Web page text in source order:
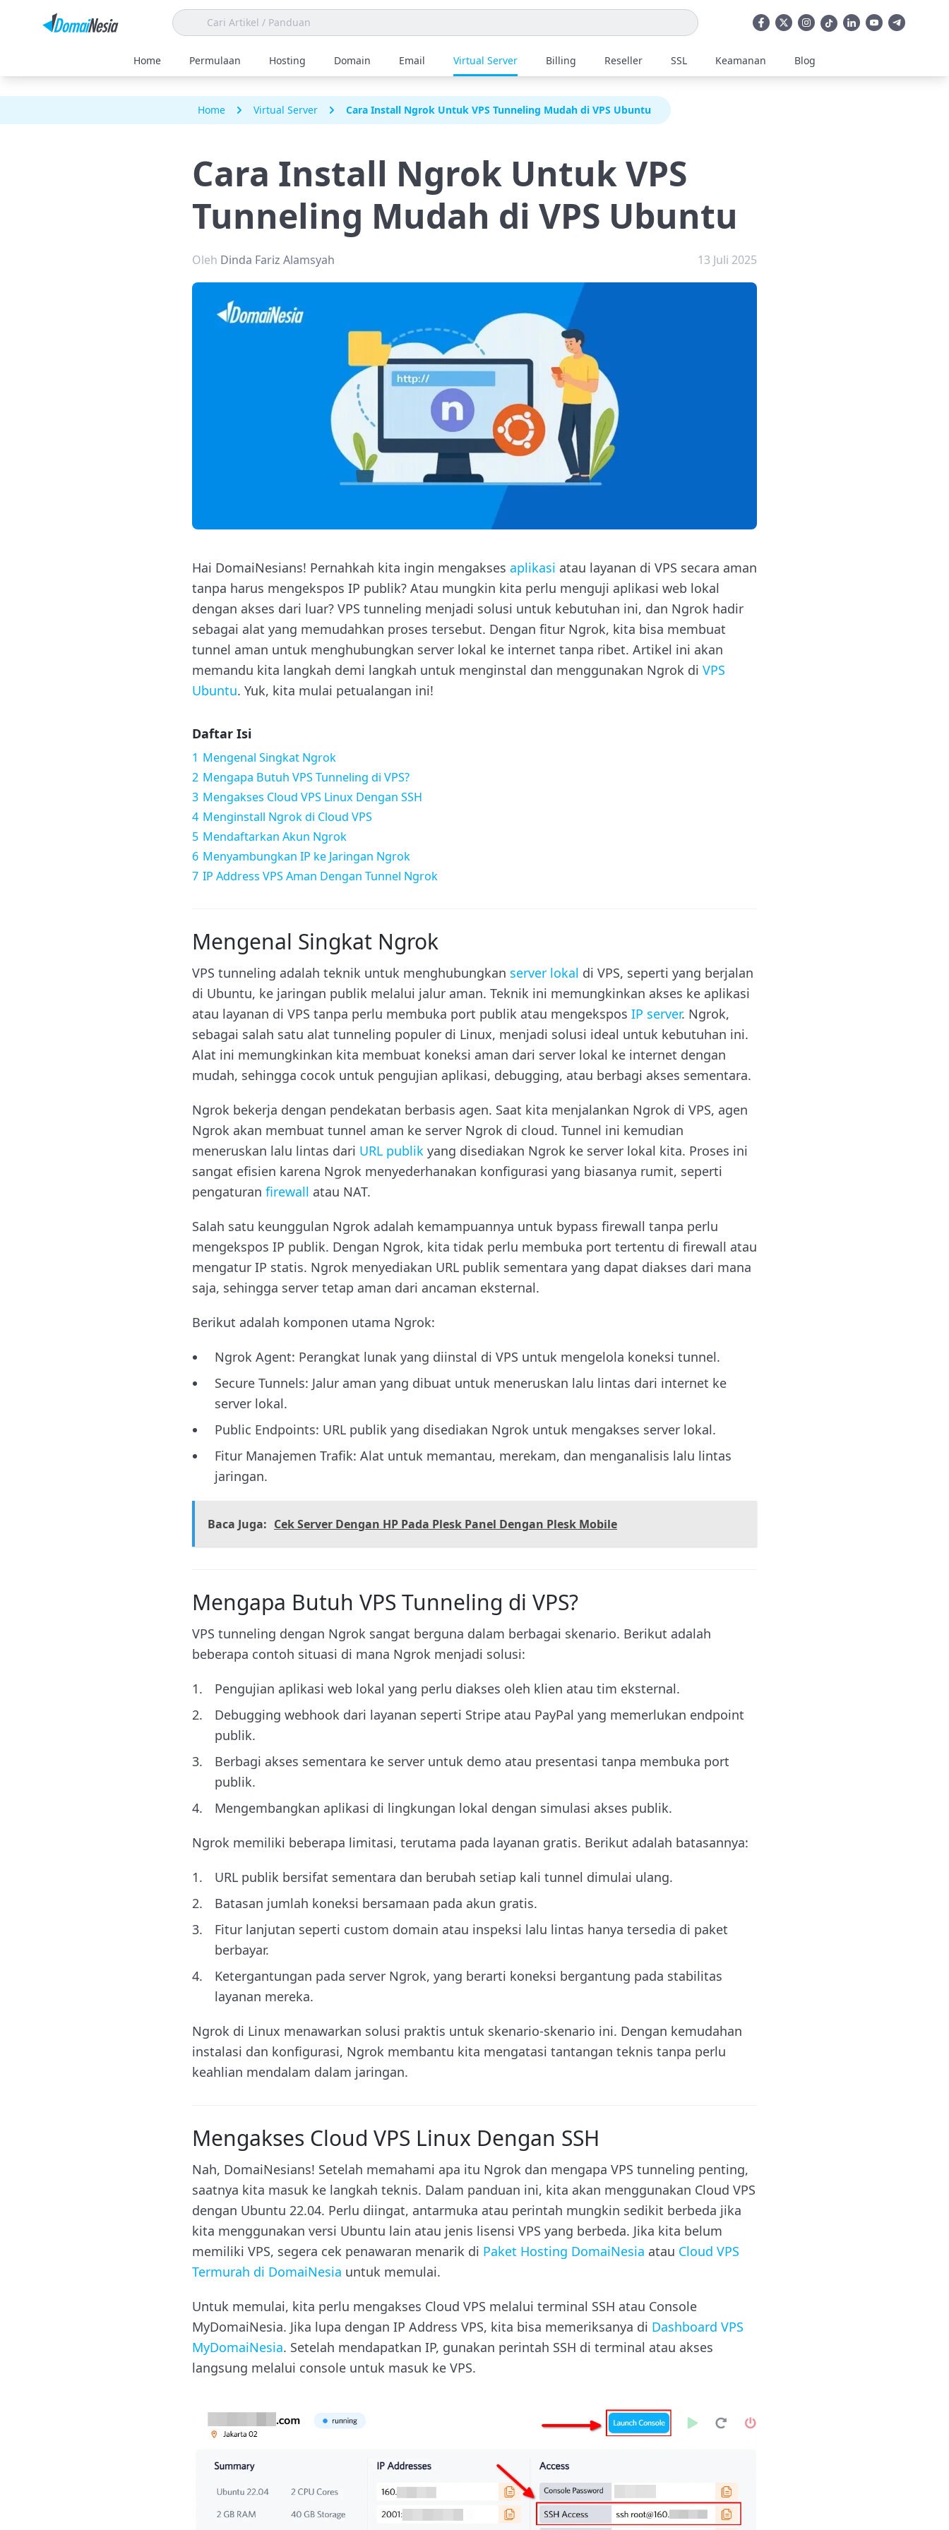
Home Permulaan Hosting Domain Email Virtual Server Billing Reseller SSL Keamanan Blog
Home Virtual Server Cara Install Ngrok Untuk VPS Tunneling Mudah di VPS Ubuntu
Cara Install Ngrok Untuk VPS
Tunneling Mudah di VPS Ubuntu
Oleh Dinda Fariz Alamsyah 13 Juli 2025
Hai DomaiNesians! Pernahkah kita ingin mengakses aplikasi atau layanan di VPS secara aman
tanpa harus mengekspos IP publik? Atau mungkin kita perlu menguji aplikasi web lokal
dengan akses dari luar? VPS tunneling menjadi solusi untuk kebutuhan ini, dan Ngrok hadir
sebagai alat yang memudahkan proses tersebut. Dengan fitur Ngrok, kita bisa membuat
tunnel aman untuk menghubungkan server lokal ke internet tanpa ribet. Artikel ini akan
memandu kita langkah demi langkah untuk menginstal dan menggunakan Ngrok di VPS
Ubuntu. Yuk, kita mulai petualangan ini!
Daftar Isi
1 Mengenal Singkat Ngrok
2 Mengapa Butuh VPS Tunneling di VPS?
3 Mengakses Cloud VPS Linux Dengan SSH
4 Menginstall Ngrok di Cloud VPS
5 Mendaftarkan Akun Ngrok
6 Menyambungkan IP ke Jaringan Ngrok
7 IP Address VPS Aman Dengan Tunnel Ngrok
Mengenal Singkat Ngrok
VPS tunneling adalah teknik untuk menghubungkan server lokal di VPS, seperti yang berjalan
di Ubuntu, ke jaringan publik melalui jalur aman. Teknik ini memungkinkan akses ke aplikasi
atau layanan di VPS tanpa perlu membuka port publik atau mengekspos IP server. Ngrok,
sebagai salah satu alat tunneling populer di Linux, menjadi solusi ideal untuk kebutuhan ini.
Alat ini memungkinkan kita membuat koneksi aman dari server lokal ke internet dengan
mudah, sehingga cocok untuk pengujian aplikasi, debugging, atau berbagi akses sementara.
Ngrok bekerja dengan pendekatan berbasis agen. Saat kita menjalankan Ngrok di VPS, agen
Ngrok akan membuat tunnel aman ke server Ngrok di cloud. Tunnel ini kemudian
meneruskan lalu lintas dari URL publik yang disediakan Ngrok ke server lokal kita. Proses ini
sangat efisien karena Ngrok menyederhanakan konfigurasi yang biasanya rumit, seperti
pengaturan firewall atau NAT.
Salah satu keunggulan Ngrok adalah kemampuannya untuk bypass firewall tanpa perlu
mengekspos IP publik. Dengan Ngrok, kita tidak perlu membuka port tertentu di firewall atau
mengatur IP statis. Ngrok menyediakan URL publik sementara yang dapat diakses dari mana
saja, sehingga server tetap aman dari ancaman eksternal.
Berikut adalah komponen utama Ngrok:
Ngrok Agent: Perangkat lunak yang diinstal di VPS untuk mengelola koneksi tunnel.
Secure Tunnels: Jalur aman yang dibuat untuk meneruskan lalu lintas dari internet ke
server lokal.
Public Endpoints: URL publik yang disediakan Ngrok untuk mengakses server lokal.
Fitur Manajemen Trafik: Alat untuk memantau, merekam, dan menganalisis lalu lintas
jaringan.
Baca Juga: Cek Server Dengan HP Pada Plesk Panel Dengan Plesk Mobile
Mengapa Butuh VPS Tunneling di VPS?
VPS tunneling dengan Ngrok sangat berguna dalam berbagai skenario. Berikut adalah
beberapa contoh situasi di mana Ngrok menjadi solusi:
Pengujian aplikasi web lokal yang perlu diakses oleh klien atau tim eksternal.
Debugging webhook dari layanan seperti Stripe atau PayPal yang memerlukan endpoint
publik.
Berbagi akses sementara ke server untuk demo atau presentasi tanpa membuka port
publik.
Mengembangkan aplikasi di lingkungan lokal dengan simulasi akses publik.
Ngrok memiliki beberapa limitasi, terutama pada layanan gratis. Berikut adalah batasannya:
URL publik bersifat sementara dan berubah setiap kali tunnel dimulai ulang.
Batasan jumlah koneksi bersamaan pada akun gratis.
Fitur lanjutan seperti custom domain atau inspeksi lalu lintas hanya tersedia di paket
berbayar.
Ketergantungan pada server Ngrok, yang berarti koneksi bergantung pada stabilitas
layanan mereka.
Ngrok di Linux menawarkan solusi praktis untuk skenario-skenario ini. Dengan kemudahan
instalasi dan konfigurasi, Ngrok membantu kita mengatasi tantangan teknis tanpa perlu
keahlian mendalam dalam jaringan.
Mengakses Cloud VPS Linux Dengan SSH
Nah, DomaiNesians! Setelah memahami apa itu Ngrok dan mengapa VPS tunneling penting,
saatnya kita masuk ke langkah teknis. Dalam panduan ini, kita akan menggunakan Cloud VPS
dengan Ubuntu 22.04. Perlu diingat, antarmuka atau perintah mungkin sedikit berbeda jika
kita menggunakan versi Ubuntu lain atau jenis lisensi VPS yang berbeda. Jika kita belum
memiliki VPS, segera cek penawaran menarik di Paket Hosting DomaiNesia atau Cloud VPS
Termurah di DomaiNesia untuk memulai.
Untuk memulai, kita perlu mengakses Cloud VPS melalui terminal SSH atau Console
MyDomaiNesia. Jika lupa dengan IP Address VPS, kita bisa memeriksanya di Dashboard VPS
MyDomaiNesia. Setelah mendapatkan IP, gunakan perintah SSH di terminal atau akses
langsung melalui console untuk masuk ke VPS.